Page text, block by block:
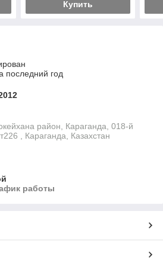
Купить
последний год
район, Караганда, 018-й
, Караганда, Казахстан
работы